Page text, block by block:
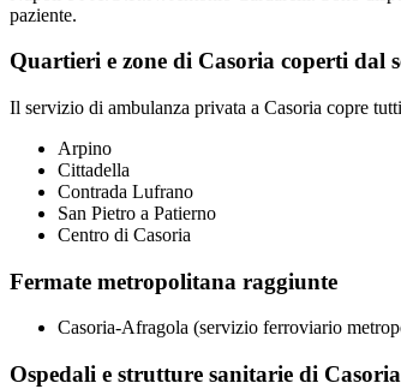
paziente.
Quartieri e zone di Casoria coperti dal
Il servizio di ambulanza privata a Casoria copre
Arpino
Cittadella
Contrada Lufrano
San Pietro a Patierno
Centro di Casoria
Fermate metropolitana raggiunte
Casoria-Afragola (servizio ferroviario
Ospedali e strutture sanitarie di Casoria